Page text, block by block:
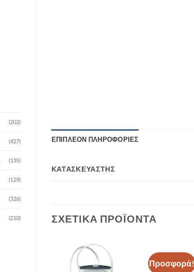
(202)
(427)
(135)
(129)
(326)
(210)
ΕΠΙΠΛΈΟΝ ΠΛΗΡΟΦΟΡΊΕΣ
ΚΑΤΑΣΚΕΥΑΣΤΉΣ
ΣΧΕΤΙΚΆ ΠΡΟΪΌΝΤΑ
Προσφορά!